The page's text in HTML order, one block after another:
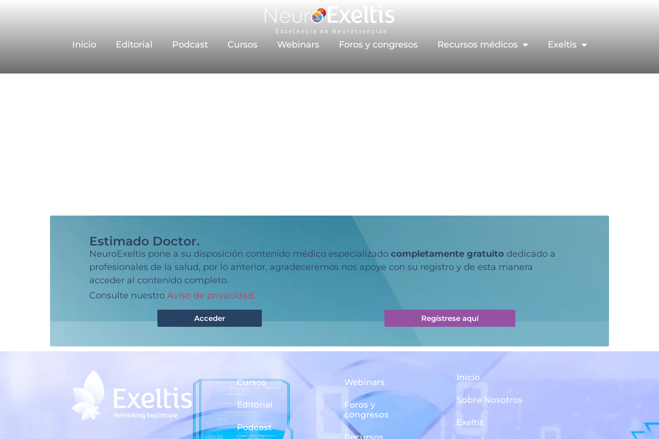
Inicio Editorial Podcast Cursos Webinars Foros y congresos Recursos médicos Exeltis
Estimado Doctor.
NeuroExeltis pone a su disposición contenido médico especializado completamente gratuito dedicado a
profesionales de la salud, por lo anterior, agradeceremos nos apoye con su registro y de esta manera
acceder al contenido completo.
Consulte nuestro Aviso de privacidad.
Acceder Regístrese aquí
Cursos
Editorial
Podcast
Webinars
Foros y
congresos
Recursos
Inicio
Sobre Nosotros
Exeltis